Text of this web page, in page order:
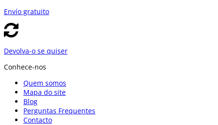
Envío gratuito
Devolva-o se quiser
Conhece-nos
Quem somos
Mapa do site
Blog
Perguntas Frequentes
Contacto